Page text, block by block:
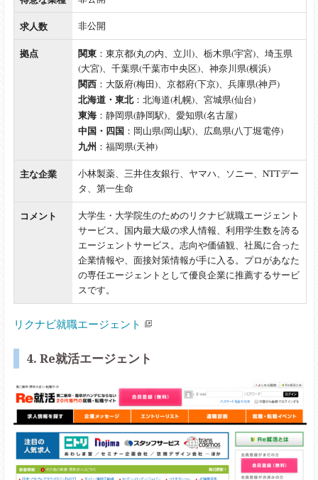
求人数 非公開
拠点 関東 ：東京都(丸の内、立川)、栃木県(宇宮)、埼玉県
(大宮)、千葉県(千葉市中央区)、神奈川県(横浜)
関西 ：大阪府(梅田)、京都府(下京)、兵庫県(神戸)
北海道・東北：北海道(札幌)、宮城県(仙台)
東海 ：静岡県(静岡駅)、愛知県(名古屋)
中国・四国 ：岡山県(岡山駅)、広島県(八丁堀電停)
九州 ：福岡県(天神)
主な企業
小林製薬、三井住友銀行、ヤマハ、ソニー、NTTデー
タ、第一生命
コメント
大学生・大学院生のためのリクナビ就職エージェント
サービス。国内最大級の求人情報、利用学生数を誇る
エージェントサービス。志向や価値観、社風に合った
企業情報や、面接対策情報が手に入る。プロがあなた
の専任エージェントとして優良企業に推薦するサービ
スです。
リクナビ就職エージェント
4. Re就活エージェント